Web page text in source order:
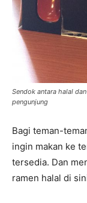
Sendok antara halal
pengunjung
Bagi teman-
ingin makan ke
tersedia. Dan
ramen halal di